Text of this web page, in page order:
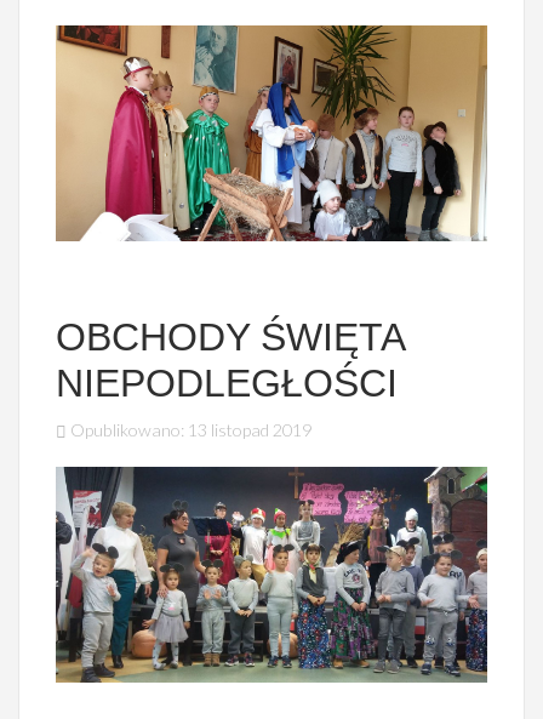
OBCHODY ŚWIĘTA
NIEPODLEGŁOŚCI
Opublikowano: 13 listopad 2019